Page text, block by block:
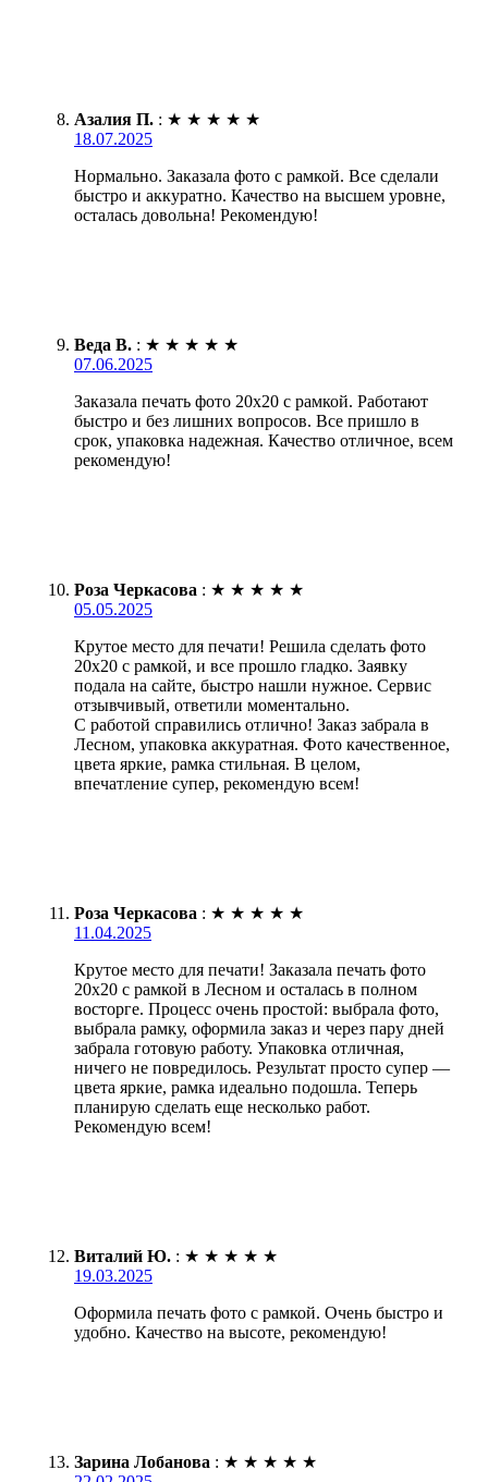
Азалия П. : ★ ★ ★ ★ ★
18.07.2025
Нормально. Заказала фото с рамкой. Все сделали
быстро и аккуратно. Качество на высшем уровне,
осталась довольна! Рекомендую!
Веда В. : ★ ★ ★ ★ ★
07.06.2025
Заказала печать фото 20х20 с рамкой. Работают
быстро и без лишних вопросов. Все пришло в
срок, упаковка надежная. Качество отличное, всем
рекомендую!
Роза Черкасова : ★ ★ ★ ★ ★
05.05.2025
Крутое место для печати! Решила сделать фото
20х20 с рамкой, и все прошло гладко. Заявку
подала на сайте, быстро нашли нужное. Сервис
отзывчивый, ответили моментально.
С работой справились отлично! Заказ забрала в
Лесном, упаковка аккуратная. Фото качественное,
цвета яркие, рамка стильная. В целом,
впечатление супер, рекомендую всем!
Роза Черкасова : ★ ★ ★ ★ ★
11.04.2025
Крутое место для печати! Заказала печать фото
20х20 с рамкой в Лесном и осталась в полном
восторге. Процесс очень простой: выбрала фото,
выбрала рамку, оформила заказ и через пару дней
забрала готовую работу. Упаковка отличная,
ничего не повредилось. Результат просто супер —
цвета яркие, рамка идеально подошла. Теперь
планирую сделать еще несколько работ.
Рекомендую всем!
Виталий Ю. : ★ ★ ★ ★ ★
19.03.2025
Оформила печать фото с рамкой. Очень быстро и
удобно. Качество на высоте, рекомендую!
Зарина Лобанова : ★ ★ ★ ★ ★